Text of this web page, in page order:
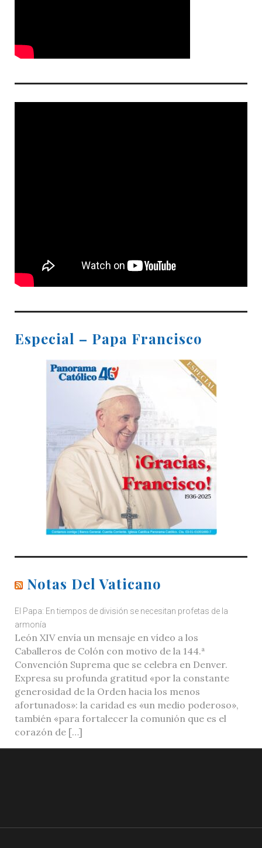
Especial – Papa Francisco
Notas Del Vaticano
El Papa: En tiempos de división se necesitan profetas de la
armonía
León XIV envía un mensaje en vídeo a los
Caballeros de Colón con motivo de la 144.ª
Convención Suprema que se celebra en Denver.
Expresa su profunda gratitud «por la constante
generosidad de la Orden hacia los menos
afortunados»: la caridad es «un medio poderoso»,
también «para fortalecer la comunión que es el
corazón de […]